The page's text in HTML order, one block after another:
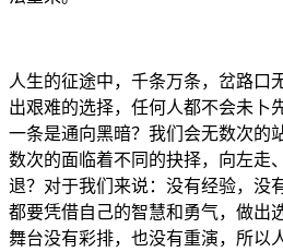
人生的征途中，千条万条，岔路口
出艰难的选择，任何人都不会未卜
一条是通向黑暗？我们会无数次的
数次的面临着不同的抉择，向左走
退？对于我们来说：没有经验，没
都要凭借自己的智慧和勇气，做出
舞台没有彩排，也没有重演，所以